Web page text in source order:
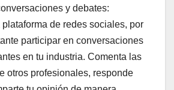
y debates:
plataforma de redes sociales, por
participar en conversaciones
en tu industria. Comenta las
otros profesionales, responde